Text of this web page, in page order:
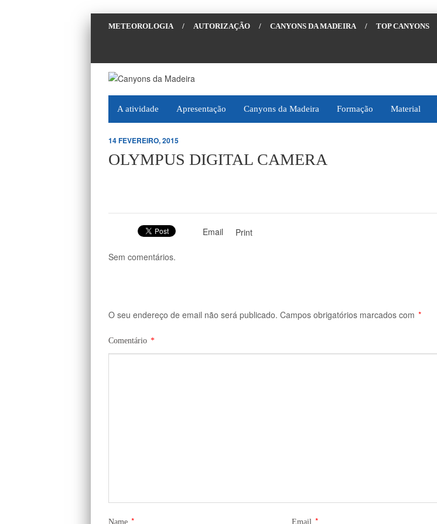
METEOROLOGIA / AUTORIZAÇÃO / CANYONS DA MADEIRA / TOP CANYONS
A atividade Apresentação Canyons da Madeira Formação Material
14 FEVEREIRO, 2015
OLYMPUS DIGITAL CAMERA
Email Print
Sem comentários.
O seu endereço de email não será publicado. Campos obrigatórios marcados com *
Comentário *
Name * Email *